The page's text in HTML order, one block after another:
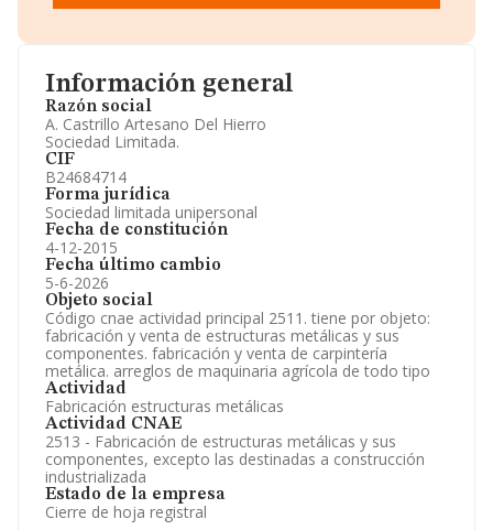
Información general
Razón social
A. Castrillo Artesano Del Hierro
Sociedad Limitada.
CIF
B24684714
Forma jurídica
Sociedad limitada unipersonal
Fecha de constitución
4-12-2015
Fecha último cambio
5-6-2026
Objeto social
Código cnae actividad principal 2511. tiene por objeto:
fabricación y venta de estructuras metálicas y sus
componentes. fabricación y venta de carpintería
metálica. arreglos de maquinaria agrícola de todo tipo
Actividad
Fabricación estructuras metálicas
Actividad CNAE
2513 - Fabricación de estructuras metálicas y sus
componentes, excepto las destinadas a construcción
industrializada
Estado de la empresa
Cierre de hoja registral
Consejo de Administración y Administradores.
Accionistas.
Artículos de prensa publicados sobre la empresa.
Información oficial y registral complementaria.